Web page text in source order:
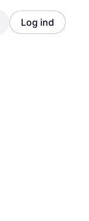
Log ind